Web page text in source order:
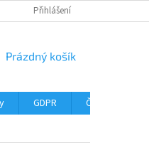
SERVIS TISKÁREN
Přihlášení
NÁKUPNÍ
Prázdný košík
GDPR
Časté dotazy